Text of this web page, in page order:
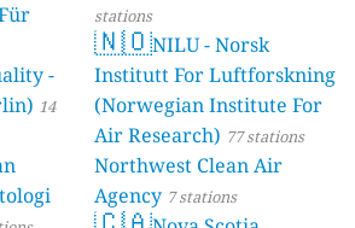
Verbraucherschutz) - LfU
-
14
stations
🇳🇴NILU - Norsk
Institutt For Luftforskning
(Norwegian Institute For
Air Research) 77 stations
Northwest Clean Air
Agency 7 stations